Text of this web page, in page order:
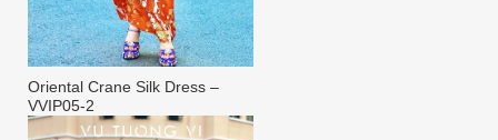
Oriental Crane Silk Dress –
VVIP05-2